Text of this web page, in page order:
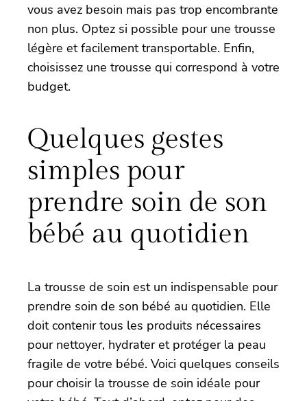
vous avez besoin mais pas trop encombrante
non plus. Optez si possible pour une trousse
légère et facilement transportable. Enfin,
choisissez une trousse qui correspond à votre
budget.
Quelques gestes
simples pour
prendre soin de son
bébé au quotidien
La trousse de soin est un indispensable pour
prendre soin de son bébé au quotidien. Elle
doit contenir tous les produits nécessaires
pour nettoyer, hydrater et protéger la peau
fragile de votre bébé. Voici quelques conseils
pour choisir la trousse de soin idéale pour